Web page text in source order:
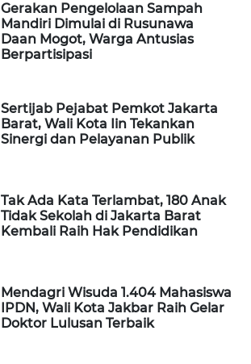
Gerakan Pengelolaan Sampah
Mandiri Dimulai di Rusunawa
Daan Mogot, Warga Antusias
Berpartisipasi
Sertijab Pejabat Pemkot Jakarta
Barat, Wali Kota Iin Tekankan
Sinergi dan Pelayanan Publik
Tak Ada Kata Terlambat, 180 Anak
Tidak Sekolah di Jakarta Barat
Kembali Raih Hak Pendidikan
Mendagri Wisuda 1.404 Mahasiswa
IPDN, Wali Kota Jakbar Raih Gelar
Doktor Lulusan Terbaik